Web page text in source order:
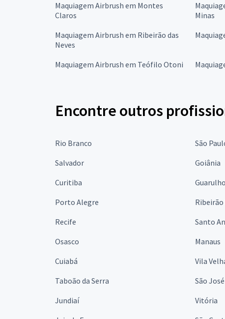
Maquiagem Airbrush em Montes
Claros
Minas
Maquiagem Airbrush em Ribeirão das
Neves
Maquiagem Airbrush em Teófilo Otoni
Encontre outros
Rio Branco São
Salvador
Goiânia
Curitiba
Porto Alegre
Recife
Santo
Osasco
Manaus
Cuiabá
Vila
Taboão da Serra
São
Jundiaí
Vitória